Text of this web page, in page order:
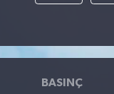
BASINÇ